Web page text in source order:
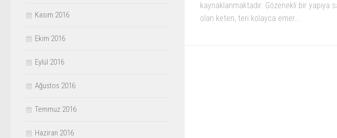
kaynaklanmaktadır. Gözenekli bir yapıya
olan keten, teri kolayca emer...
Kasım 2016
Ekim 2016
Eylül 2016
Ağustos 2016
Temmuz 2016
Haziran 2016